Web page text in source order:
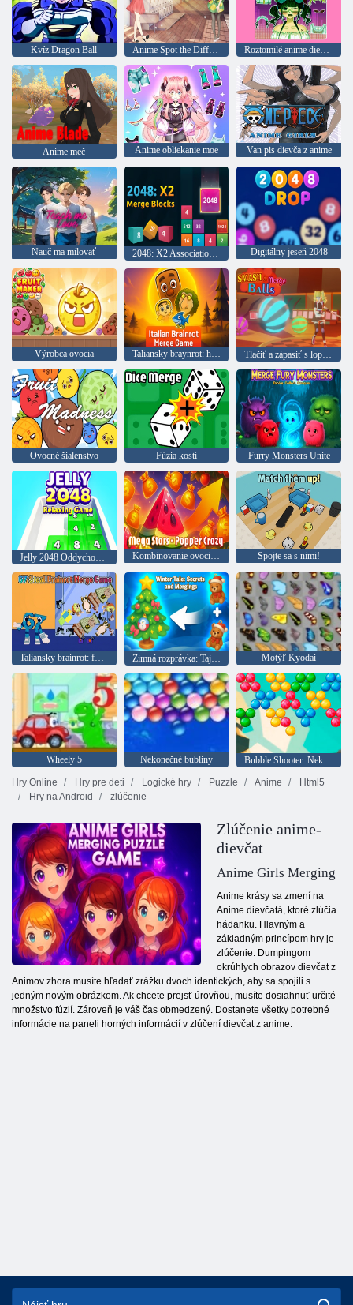
Kvíz Dragon Ball Anime Spot the Difference Roztomilé anime dievča sa oblieka
Anime meč Anime obliekanie moe Van pis dievča z anime
Nauč ma milovať 2048: X2 Association of Blocks Digitálny jeseň 2048
Výrobca ovocia Taliansky braynrot: hra postavy Tlačiť a zápasiť s loptičkami
Ovocné šialenstvo Fúzia kostí Furry Monsters Unite
Kombinovanie ovocia je mega zábava Spojte sa s nimi!
Taliansky brainrot: fúzia 67 Zimná rozprávka: Tajomstvá a fúzie Motýľ Kyodai
Wheely 5 Nekonečné bubliny
Bubble Shooter: Nekonečno
Hry Online
Hry pre deti Logické hry Puzzle Anime
Html5
Hry na Android
zlúčenie
Zlúčenie anime-
dievčat
Anime Girls Merging
Anime krásy sa zmení na
Anime dievčatá, ktoré zlúčia
hádanku. Hlavným a
základným princípom hry je
zlúčenie. Dumpingom
okrúhlych obrazov dievčat z
Animov zhora musíte hľadať zrážku dvoch identických, aby sa spojili s
jedným novým obrázkom. Ak chcete prejsť úrovňou, musíte dosiahnuť určité
množstvo fúzií. Zároveň je váš čas obmedzený. Dostanete všetky potrebné
informácie na paneli horných informácií v zlúčení dievčat z anime.